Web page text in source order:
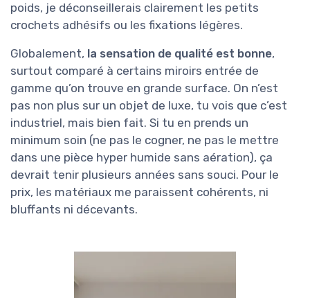
poids, je déconseillerais clairement les petits
crochets adhésifs ou les fixations légères.
Globalement, la sensation de qualité est bonne,
surtout comparé à certains miroirs entrée de
gamme qu’on trouve en grande surface. On n’est
pas non plus sur un objet de luxe, tu vois que c’est
industriel, mais bien fait. Si tu en prends un
minimum soin (ne pas le cogner, ne pas le mettre
dans une pièce hyper humide sans aération), ça
devrait tenir plusieurs années sans souci. Pour le
prix, les matériaux me paraissent cohérents, ni
bluffants ni décevants.